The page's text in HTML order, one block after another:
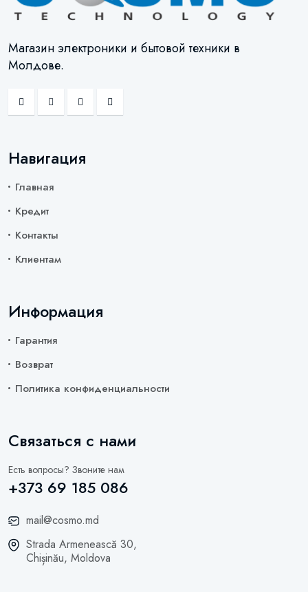
Магазин электроники и бытовой техники в
Молдове.
Навигация
Главная
Кредит
Контакты
Клиентам
Информация
Гарантия
Возврат
Политика конфиденциальности
Связаться с нами
Есть вопросы? Звоните нам
+373 69 185 086
mail@cosmo.md
Strada Armenească 30,
Chișinău, Moldova